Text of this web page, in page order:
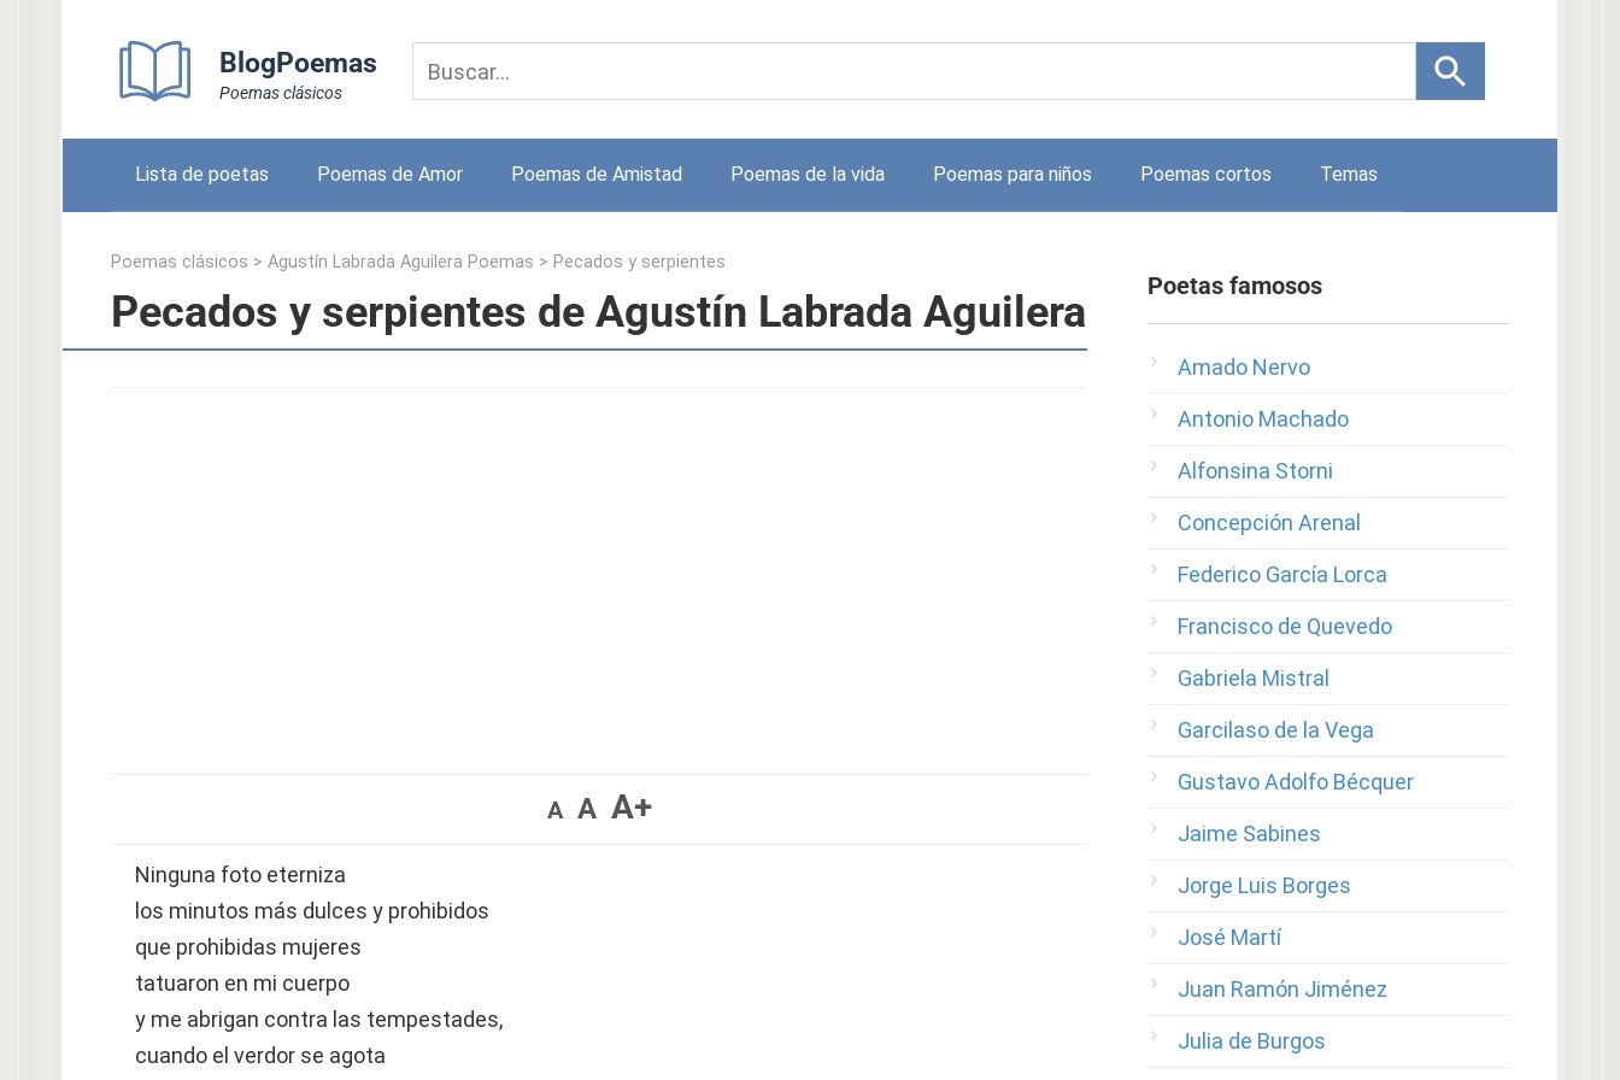
BlogPoemas
Poemas clásicos
Lista de poetas Poemas de Amor Poemas de Amistad Poemas de la vida Poemas para niños Poemas cortos Temas
Poemas clásicos > Agustín Labrada Aguilera Poemas > Pecados y serpientes
Pecados y serpientes de Agustín Labrada Aguilera
A A A+
Ninguna foto eterniza
los minutos más dulces y prohibidos
que prohibidas mujeres
tatuaron en mi cuerpo
y me abrigan contra las tempestades,
cuando el verdor se agota
Poetas famosos
Amado Nervo
Antonio Machado
Alfonsina Storni
Concepción Arenal
Federico García Lorca
Francisco de Quevedo
Gabriela Mistral
Garcilaso de la Vega
Gustavo Adolfo Bécquer
Jaime Sabines
Jorge Luis Borges
José Martí
Juan Ramón Jiménez
Julia de Burgos